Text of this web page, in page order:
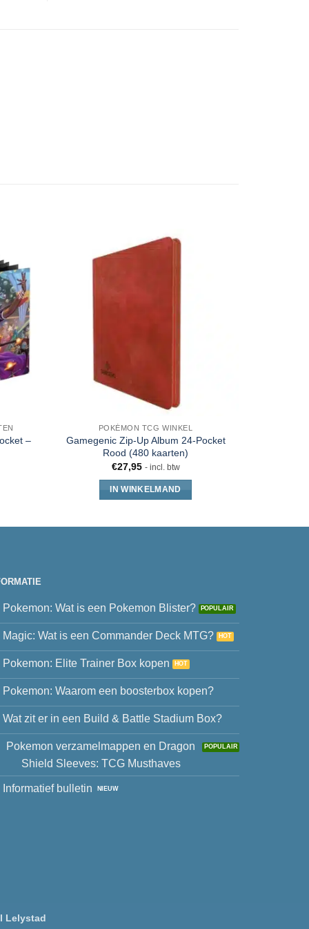
–
POKÉMON TCG WINKEL
Gamegenic Zip-Up Album 24-Pocket
Rood (480 kaarten)
€27,95 - incl. btw
IN WINKELMAND
Pokemon: Wat is een Pokemon Blister?
Magic: Wat is een Commander Deck MTG?
Pokemon: Elite Trainer Box kopen
Pokemon: Waarom een boosterbox kopen?
Wat zit er in een Build & Battle Stadium Box?
Pokemon verzamelmappen en Dragon
Shield Sleeves: TCG Musthaves
Informatief bulletin
Lelystad